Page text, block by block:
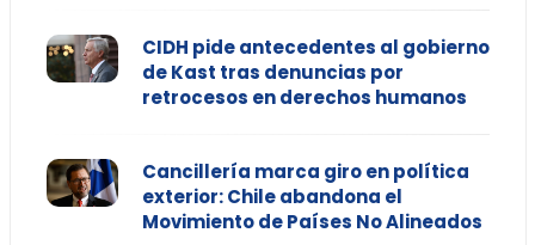
CIDH pide antecedentes al gobierno
de Kast tras denuncias por
retrocesos en derechos humanos
Cancillería marca giro en política
exterior: Chile abandona el
Movimiento de Países No Alineados